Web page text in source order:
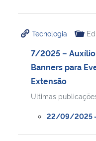
Tecnologia
7/2025 –
Banners para
Extensão
Ultimas
22/09/2025 –